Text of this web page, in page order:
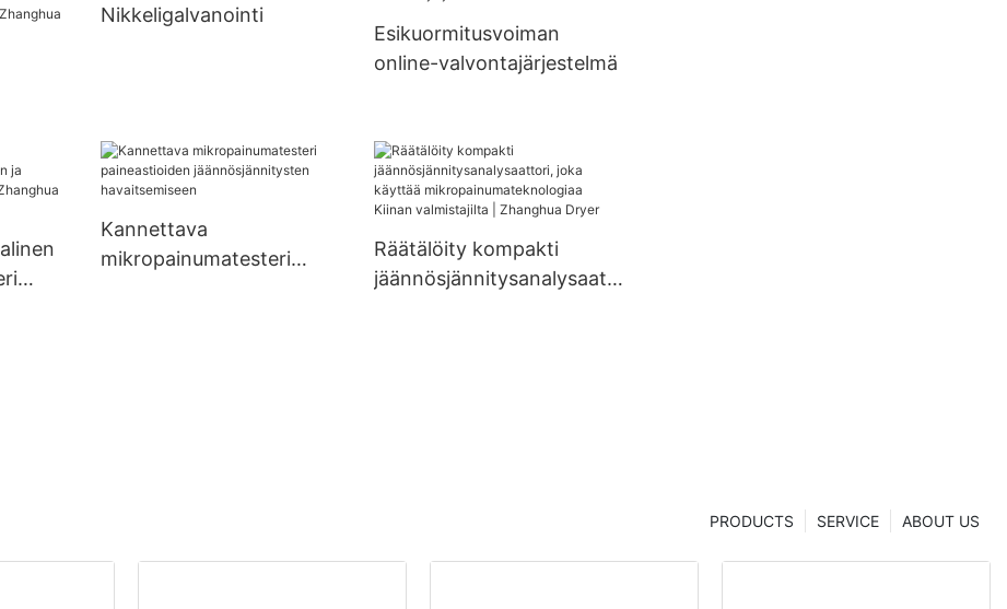
fermentori
Nikkeligalvanointi
Esikuormitusvoiman
online-valvontajärjestelmä
Kannettava
mikropainumatesteri
Räätälöity kompakti
jäännösjännitysanalysaatt
ABOUT US
SERVICE
PRODUCTS